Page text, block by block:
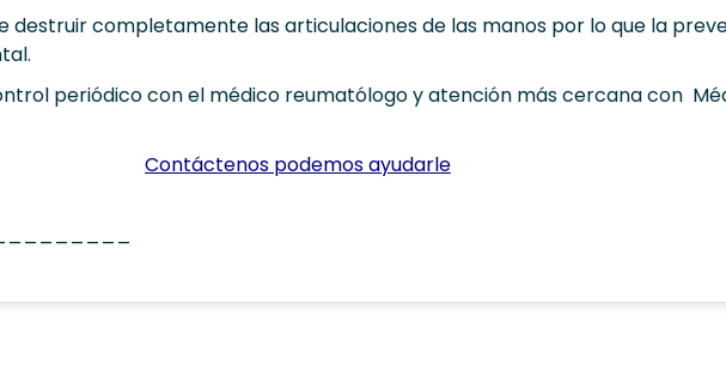
destruir completamente las articulaciones de las manos por lo que la
periódico con el médico reumatólogo y atención más cercana con
Contáctenos podemos ayudarle